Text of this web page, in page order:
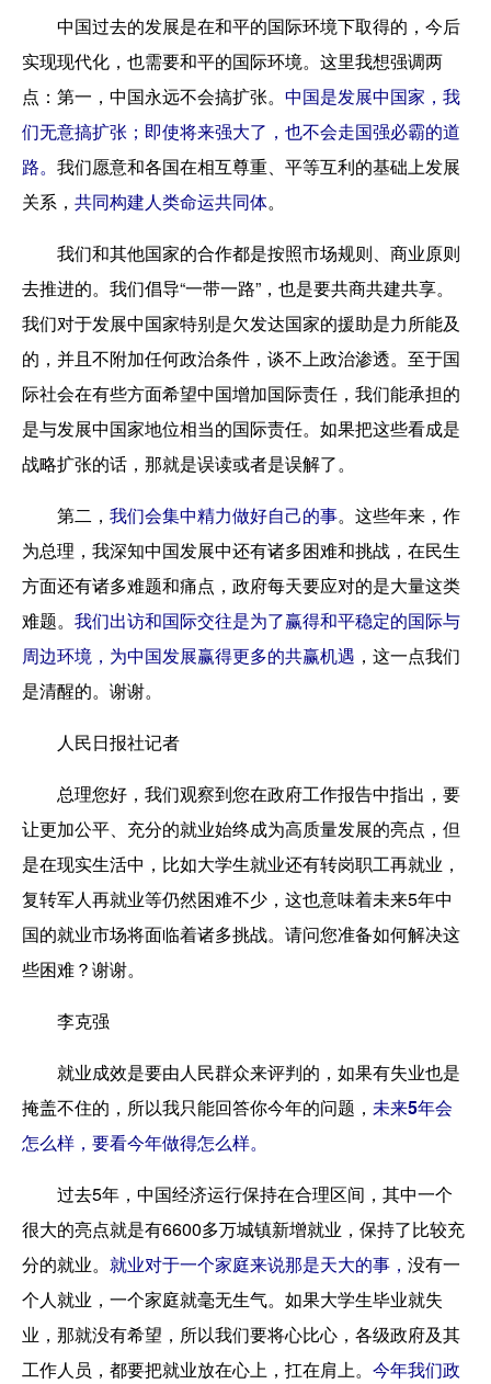
中国过去的发展是在和平的国际环境下取得的，今后
实现现代化，也需要和平的国际环境。这里我想强调两
点：第一，中国永远不会搞扩张。 中国是发展中国家，我
们无意搞扩张；即使将来强大了，也不会走国强必霸的道
路。 我们愿意和各国在相互尊重、平等互利的基础上发展
关系， 共同构建人类命运共同体。
我们和其他国家的合作都是按照市场规则、商业原则
去推进的。我们倡导“一带一路”，也是要共商共建共享。
我们对于发展中国家特别是欠发达国家的援助是力所能及
的，并且不附加任何政治条件，谈不上政治渗透。至于国
际社会在有些方面希望中国增加国际责任，我们能承担的
是与发展中国家地位相当的国际责任。如果把这些看成是
战略扩张的话，那就是误读或者是误解了。
第二， 我们会集中精力做好自己的事。这些年来，作
为总理，我深知中国发展中还有诸多困难和挑战，在民生
方面还有诸多难题和痛点，政府每天要应对的是大量这类
难题。 我们出访和国际交往是为了赢得和平稳定的国际与
周边环境，为中国发展赢得更多的共赢机遇 ，这一点我们
是清醒的。谢谢。
人民日报社记者
总理您好，我们观察到您在政府工作报告中指出，要
让更加公平、充分的就业始终成为高质量发展的亮点，但
是在现实生活中，比如大学生就业还有转岗职工再就业，
复转军人再就业等仍然困难不少，这也意味着未来5年中
国的就业市场将面临着诸多挑战。请问您准备如何解决这
些困难？谢谢。
李克强
就业成效是要由人民群众来评判的，如果有失业也是
掩盖不住的，所以我只能回答你今年的问题， 未来5年会
怎么样，要看今年做得怎么样。
过去5年，中国经济运行保持在合理区间，其中一个
很大的亮点就是有6600多万城镇新增就业，保持了比较充
分的就业。 就业对于一个家庭来说那是天大的事， 没有一
个人就业，一个家庭就毫无生气。如果大学生毕业就失
业，那就没有希望，所以我们要将心比心，各级政府及其
工作人员，都要把就业放在心上，扛在肩上。 今年我们政